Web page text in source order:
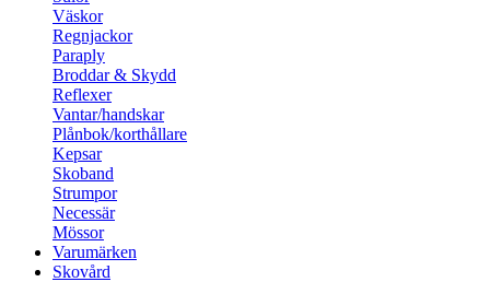
Väskor
Regnjackor
Paraply
Broddar & Skydd
Reflexer
Vantar/handskar
Plånbok/korthållare
Kepsar
Skoband
Strumpor
Necessär
Mössor
Varumärken
Skovård